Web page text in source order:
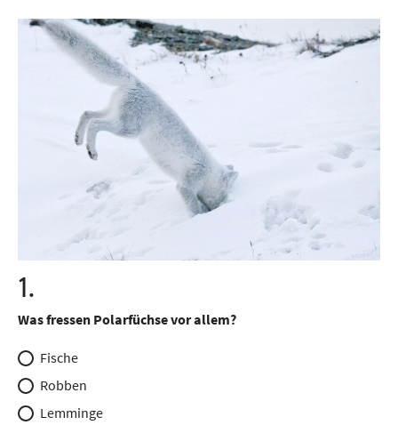
1.
Was fressen Polarfüchse vor allem?
Fische
Robben
Lemminge